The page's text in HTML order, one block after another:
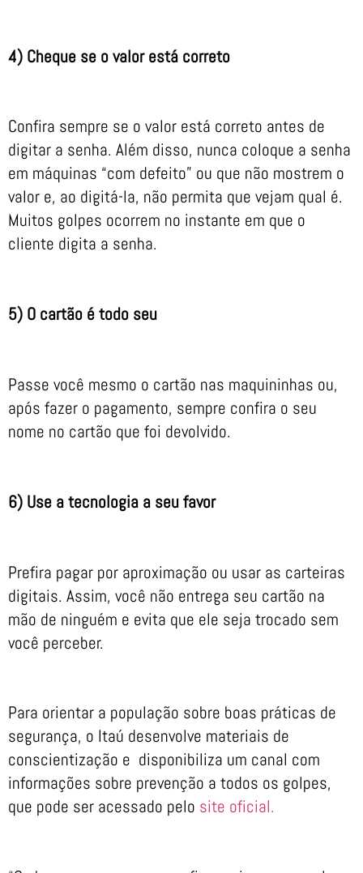
4) Cheque se o valor está correto
Confira sempre se o valor está correto antes de
digitar a senha. Além disso, nunca coloque a senha
em máquinas “com defeito” ou que não mostrem o
valor e, ao digitá-la, não permita que vejam qual é.
Muitos golpes ocorrem no instante em que o
cliente digita a senha.
5) O cartão é todo seu
Passe você mesmo o cartão nas maquininhas ou,
após fazer o pagamento, sempre confira o seu
nome no cartão que foi devolvido.
6) Use a tecnologia a seu favor
Prefira pagar por aproximação ou usar as carteiras
digitais. Assim, você não entrega seu cartão na
mão de ninguém e evita que ele seja trocado sem
você perceber.
Para orientar a população sobre boas práticas de
segurança, o Itaú desenvolve materiais de
conscientização e disponibiliza um canal com
informações sobre prevenção a todos os golpes,
que pode ser acessado pelo site oficial.